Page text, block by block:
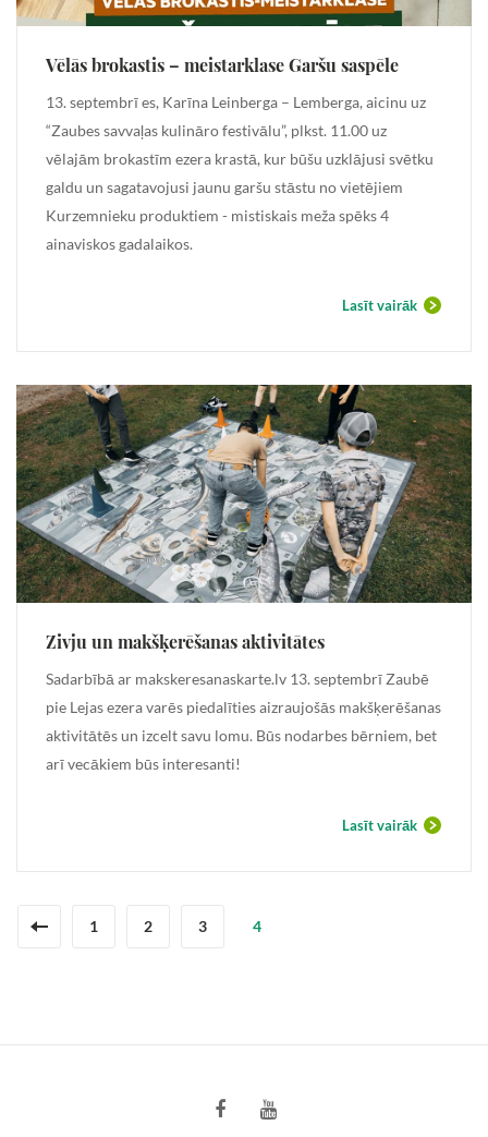
Vēlās brokastis – meistarklase Garšu saspēle
13. septembrī es, Karīna Leinberga – Lemberga, aicinu uz
“Zaubes savvaļas kulināro festivālu”, plkst. 11.00 uz
vēlajām brokastīm ezera krastā, kur būšu uzklājusi svētku
galdu un sagatavojusi jaunu garšu stāstu no vietējiem
Kurzemnieku produktiem - mistiskais meža spēks 4
ainaviskos gadalaikos.
Lasīt vairāk
Zivju un makšķerēšanas aktivitātes
Sadarbībā ar makskeresanaskarte.lv 13. septembrī Zaubē
pie Lejas ezera varēs piedalīties aizraujošās makšķerēšanas
aktivitātēs un izcelt savu lomu. Būs nodarbes bērniem, bet
arī vecākiem būs interesanti!
Lasīt vairāk
1 2 3 4